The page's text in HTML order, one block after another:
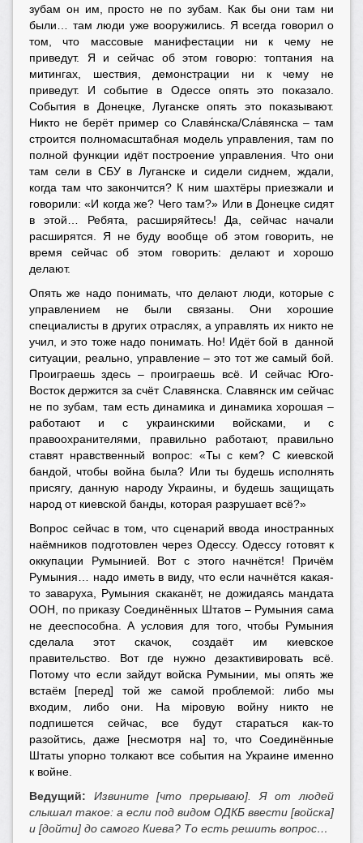
зубам он им, просто не по зубам. Как бы они там ни
были… там люди уже вооружились. Я всегда говорил о
том, что массовые манифестации ни к чему не
приведут. Я и сейчас об этом говорю: топтания на
митингах, шествия, демонстрации ни к чему не
приведут. И событие в Одессе опять это показало.
События в Донецке, Луганске опять это показывают.
Никто не берёт пример со Славя́нска/Сла́вянска – там
строится полномасштабная модель управления, там по
полной функции идёт построение управления. Что они
там сели в СБУ в Луганске и сидели сиднем, ждали,
когда там что закончится? К ним шахтёры приезжали и
говорили: «И когда же? Чего там?» Или в Донецке сидят
в этой… Ребята, расширяйтесь! Да, сейчас начали
расширятся. Я не буду вообще об этом говорить, не
время сейчас об этом говорить: делают и хорошо
делают.
Опять же надо понимать, что делают люди, которые с
управлением не были связаны. Они хорошие
специалисты в других отраслях, а управлять их никто не
учил, и это тоже надо понимать. Но! Идёт бой в данной
ситуации, реально, управление – это тот же самый бой.
Проиграешь здесь – проиграешь всё. И сейчас Юго-
Восток держится за счёт Славянска. Славянск им сейчас
не по зубам, там есть динамика и динамика хорошая –
работают и с украинскими войсками, и с
правоохранителями, правильно работают, правильно
ставят нравственный вопрос: «Ты с кем? С киевской
бандой, чтобы война была? Или ты будешь исполнять
присягу, данную народу Украины, и будешь защищать
народ от киевской банды, которая разрушает всё?»
Вопрос сейчас в том, что сценарий ввода иностранных
наёмников подготовлен через Одессу. Одессу готовят к
оккупации Румынией. Вот с этого начнётся! Причём
Румыния… надо иметь в виду, что если начнётся какая-
то заваруха, Румыния скаканёт, не дожидаясь мандата
ООН, по приказу Соединённых Штатов – Румыния сама
не дееспособна. А условия для того, чтобы Румыния
сделала этот скачок, создаёт им киевское
правительство. Вот где нужно дезактивировать всё.
Потому что если зайдут войска Румынии, мы опять же
встаём [перед] той же самой проблемой: либо мы
входим, либо они. На мiровую войну никто не
подпишется сейчас, все будут стараться как-то
разойтись, даже [несмотря на] то, что Соединённые
Штаты упорно толкают все события на Украине именно
к войне.
Ведущий:
Извините [что прерываю]. Я от людей
слышал такое: а если под видом ОДКБ ввести [войска]
и [дойти] до самого Киева? То есть решить вопрос…